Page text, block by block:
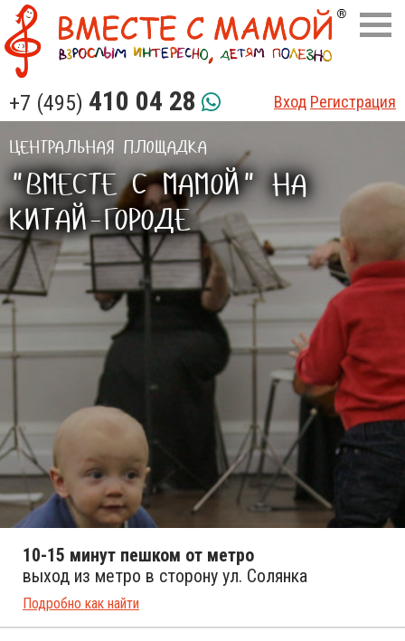
+7 (495) 410 04 28 Вход Регистрация
ЦЕНТРАЛЬНАЯ ПЛОЩАДКА
"ВМЕСТЕ С МАМОЙ" НА
КИТАЙ-ГОРОДЕ
10-15 минут пешком от метро
выход из метро в сторону ул. Солянка
Подробно как найти